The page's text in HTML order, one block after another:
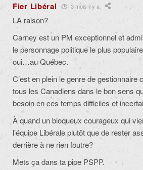
Fier Libéral 3 mois il y a
LA raison?
Carney est un PM exceptionnel et
le personnage politique le plus
oui…au Québec.
C’est en plein le genre de gestionnaire
tous les Canadiens dans le bon sens
besoin en ces temps difficiles et
À quand un bloqueux courageux qui
l’équipe Libérale plutôt que de rester
derrière à ne rien foutre?
Mets ça dans ta pipe PSPP.